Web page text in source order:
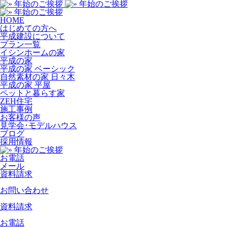
HOME
はじめての方へ
平成建設について
プラン一覧
イシンホームの家
平成の家
平成の家 ベーシック
自然素材の家 日々木
平成の家 平屋
ペットと暮らす家
ZEH住宅
施工事例
お客様の声
見学会･モデルハウス
ブログ
採用情報
お電話
メール
資料請求
お問い合わせ
資料請求
お電話